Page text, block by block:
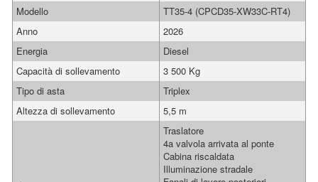
Modello
TT35-4 (CPCD35-XW33C-RT4)
Anno
2026
Energia
Diesel
Capacità di sollevamento
3 500 Kg
Tipo di asta
Triplex
Altezza di sollevamento
5,5 m
Traslatore
4a valvola arrivata al ponte
Cabina riscaldata
Illuminazione stradale